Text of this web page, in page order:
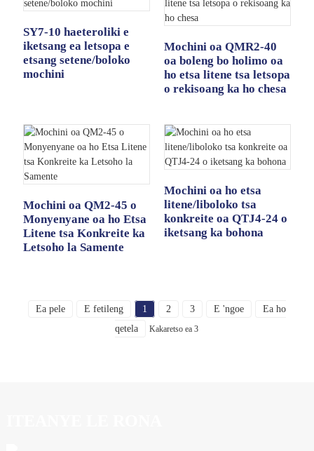
SY7-10 haeteroliki e
iketsang ea letsopa e
etsang setene/boloko
mochini
Mochini oa QMR2-40
oa boleng bo holimo oa
ho etsa litene tsa letsopa
o rekisoang ka ho chesa
Mochini oa QM2-45 o
Monyenyane oa ho Etsa
Litene tsa Konkreite ka
Letsoho la Samente
Mochini oa ho etsa
litene/liboloko tsa
konkreite oa QTJ4-24 o
iketsang ka bohona
Ea pele E fetileng 1 2 3 E 'ngoe
Ea ho
qetela
Kakaretso ea 3